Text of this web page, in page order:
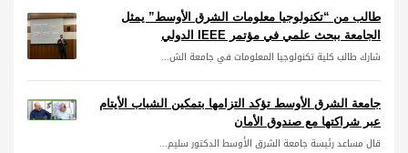
طالب من “تكنولوجيا معلومات الشرق الأوسط” يمثل
الجامعة ببحث علمي في مؤتمر IEEE الدولي
شارك طالب كلية تكنولوجيا المعلومات في جامعة الش...
جامعة الشرق الأوسط تؤكد التزامها بتمكين الشباب الأيتام
عبر شراكتها مع صندوق الأمان
قال مساعد رئيسة جامعة الشرق الأوسط الدكتور سليم...